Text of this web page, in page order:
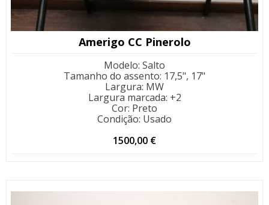
Amerigo CC Pinerolo
Modelo: Salto
Tamanho do assento: 17,5", 17"
Largura: MW
Largura marcada: +2
Cor: Preto
Condição: Usado
1500,00 €